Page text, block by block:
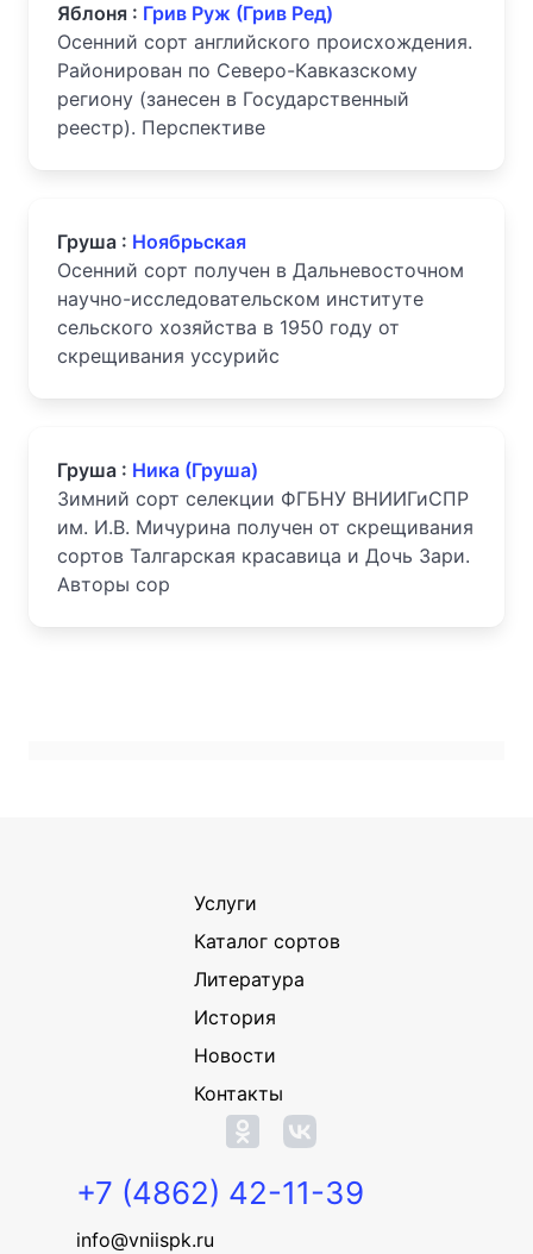
Яблоня : Грив Руж (Грив Ред)
Осенний сорт английского происхождения.
Районирован по Северо-Кавказскому
региону (занесен в Государственный
реестр). Перспективе
Груша : Ноябрьская
Осенний сорт получен в Дальневосточном
научно-исследовательском институте
сельского хозяйства в 1950 году от
скрещивания уссурийс
Груша : Ника (Груша)
Зимний сорт селекции ФГБНУ ВНИИГиСПР
им. И.В. Мичурина получен от скрещивания
сортов Талгарская красавица и Дочь Зари.
Авторы сор
Услуги
Каталог сортов
Литература
История
Новости
Контакты
+7 (4862) 42-11-39
info@vniispk.ru